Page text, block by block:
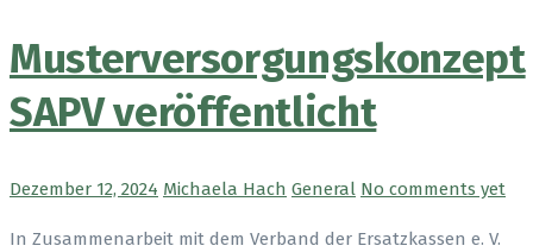
Musterversorgungskonzept
SAPV veröffentlicht
Dezember 12, 2024 Michaela Hach General No comments yet
In Zusammenarbeit mit dem Verband der Ersatzkassen e. V.